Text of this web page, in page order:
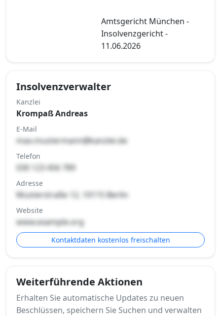
Amtsgericht München -
Insolvenzgericht -
11.06.2026
Insolvenzverwalter
Kanzlei
Krompaß Andreas
E-Mail
max.mustermann@kanzlei.de
Telefon
030 123 456 789
Adresse
Musterstraße 12, 10115 Berlin
Website
www.example.org
Kontaktdaten kostenlos freischalten
Weiterführende Aktionen
Erhalten Sie automatische Updates zu neuen
Beschlüssen, speichern Sie Suchen und verwalten